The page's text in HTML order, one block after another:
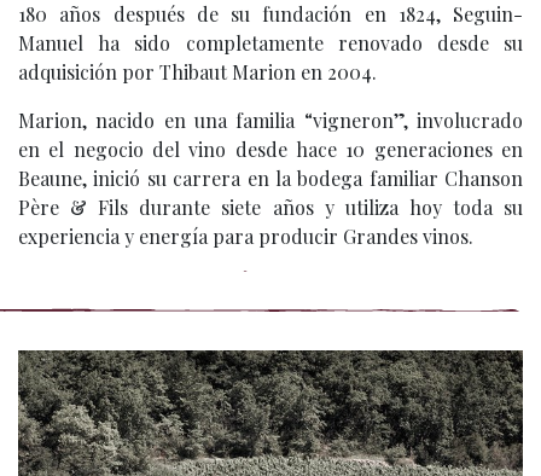
180 años después de su fundación en 1824, Seguin-
Manuel ha sido completamente renovado desde su
adquisición por Thibaut Marion en 2004.
Marion, nacido en una familia “vigneron”, involucrado
en el negocio del vino desde hace 10 generaciones en
Beaune, inició su carrera en la bodega familiar Chanson
Père & Fils durante siete años y utiliza hoy toda su
experiencia y energía para producir Grandes vinos.